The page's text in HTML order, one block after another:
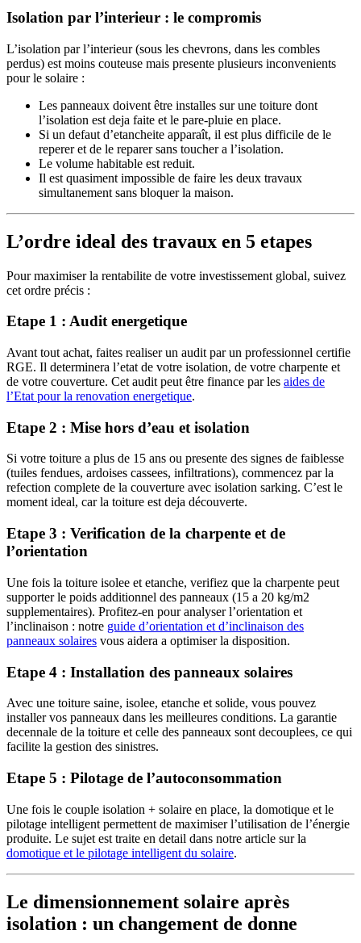
Isolation par l’interieur : le compromis
L’isolation par l’interieur (sous les chevrons, dans les combles
perdus) est moins couteuse mais presente plusieurs inconvenients
pour le solaire :
Les panneaux doivent être installes sur une toiture dont
l’isolation est deja faite et le pare-pluie en place.
Si un defaut d’etancheite apparaît, il est plus difficile de le
reperer et de le reparer sans toucher a l’isolation.
Le volume habitable est reduit.
Il est quasiment impossible de faire les deux travaux
simultanement sans bloquer la maison.
L’ordre ideal des travaux en 5 etapes
Pour maximiser la rentabilite de votre investissement global, suivez
cet ordre précis :
Etape 1 : Audit energetique
Avant tout achat, faites realiser un audit par un professionnel certifie
RGE. Il determinera l’etat de votre isolation, de votre charpente et
de votre couverture. Cet audit peut être finance par les aides de
l’Etat pour la renovation energetique.
Etape 2 : Mise hors d’eau et isolation
Si votre toiture a plus de 15 ans ou presente des signes de faiblesse
(tuiles fendues, ardoises cassees, infiltrations), commencez par la
refection complete de la couverture avec isolation sarking. C’est le
moment ideal, car la toiture est deja découverte.
Etape 3 : Verification de la charpente et de
l’orientation
Une fois la toiture isolee et etanche, verifiez que la charpente peut
supporter le poids additionnel des panneaux (15 a 20 kg/m2
supplementaires). Profitez-en pour analyser l’orientation et
l’inclinaison : notre guide d’orientation et d’inclinaison des
panneaux solaires vous aidera a optimiser la disposition.
Etape 4 : Installation des panneaux solaires
Avec une toiture saine, isolee, etanche et solide, vous pouvez
installer vos panneaux dans les meilleures conditions. La garantie
decennale de la toiture et celle des panneaux sont decouplees, ce qui
facilite la gestion des sinistres.
Etape 5 : Pilotage de l’autoconsommation
Une fois le couple isolation + solaire en place, la domotique et le
pilotage intelligent permettent de maximiser l’utilisation de l’énergie
produite. Le sujet est traite en detail dans notre article sur la
domotique et le pilotage intelligent du solaire.
Le dimensionnement solaire après
isolation : un changement de donne